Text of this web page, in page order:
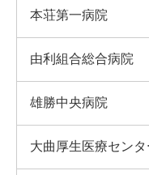
本荘第一病院
由利組合総合病院
雄勝中央病院
大曲厚生医療センタ